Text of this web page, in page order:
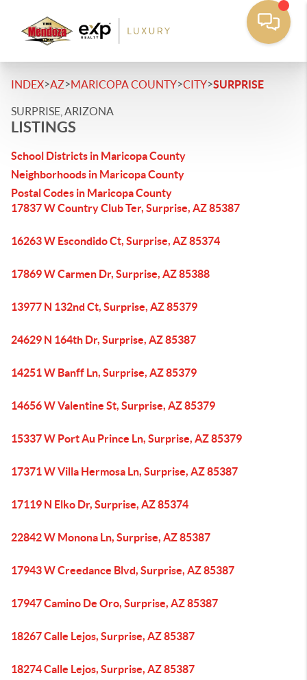
INDEX>AZ>MARICOPA COUNTY>CITY>SURPRISE
SURPRISE, ARIZONA
LISTINGS
School Districts in Maricopa County
Neighborhoods in Maricopa County
Postal Codes in Maricopa County
17837 W Country Club Ter, Surprise, AZ 85387
16263 W Escondido Ct, Surprise, AZ 85374
17869 W Carmen Dr, Surprise, AZ 85388
13977 N 132nd Ct, Surprise, AZ 85379
24629 N 164th Dr, Surprise, AZ 85387
14251 W Banff Ln, Surprise, AZ 85379
14656 W Valentine St, Surprise, AZ 85379
15337 W Port Au Prince Ln, Surprise, AZ 85379
17371 W Villa Hermosa Ln, Surprise, AZ 85387
17119 N Elko Dr, Surprise, AZ 85374
22842 W Monona Ln, Surprise, AZ 85387
17943 W Creedance Blvd, Surprise, AZ 85387
17947 Camino De Oro, Surprise, AZ 85387
18267 Calle Lejos, Surprise, AZ 85387
18274 Calle Lejos, Surprise, AZ 85387